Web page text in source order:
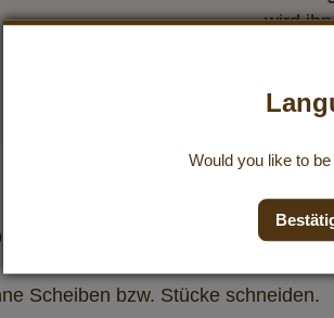
wird
©
und den Chiasamen gut
Scheiben bzw. Stücke schneiden.
Would you like to